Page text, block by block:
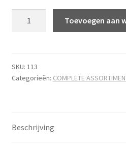
C
hoeveelheid
Toevoegen aan
SKU: 113
Categorieën: COMPLETE
Beschrijving